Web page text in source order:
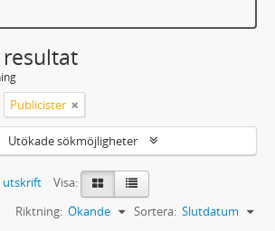
resultat
Publicister
Utökade sökmöjligheter
utskrift
Visa:
Sortera: Slutdatum
Riktning: Ökande